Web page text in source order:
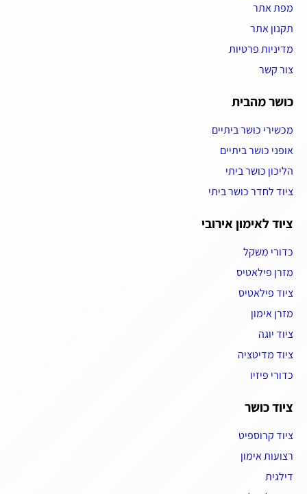
מפת אתר
תקנון אתר
מדיניות פרטיות
צור קשר
כושר מהבית
מכשירי כושר ביתיים
אופני כושר ביתיים
הליכון כושר ביתי
ציוד לחדר כושר ביתי
ציוד לאימון אירובי
כדורי משקל
מזרן פילאטיס
ציוד פילאטיס
מזרן אימון
ציוד יוגה
ציוד מדיטציה
כדורי פיזיו
ציוד כושר
ציוד קרוספיט
רצועות אימון
דילגית